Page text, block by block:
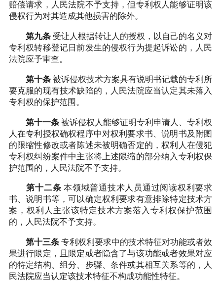
赔偿请求，人民法院不予支持，但专利权人能够证明该
侵权行为对其造成其他损害的除外。
第九条受让人根据转让人的授权，以自己的名义对
专利权转移登记日前发生的侵权行为提起诉讼的，人民
法院应予审查。
第十条被诉侵权技术方案具有说明书记载的专利所
要克服的现有技术缺陷的，人民法院应当认定其未落入
专利权的保护范围。
第十一条被诉侵权人能够证明专利申请人、专利权
人在专利授权确权程序中对权利要求书、说明书及附图
的限缩性修改或者陈述未被明确否定的，权利人在侵犯
专利权纠纷案件中主张将上述限缩的部分纳入专利权保
护范围的，人民法院不予支持。
第十二条 本领域普通技术人员通过阅读权利要求
书、说明书等，可以确定权利要求有意排除特定技术方
案，权利人主张该特定技术方案落入专利权保护范围
的，人民法院不予支持。
第十三条专利权利要求中的技术特征对功能或者效
果进行限定，且限定或者隐含了与该功能或者效果对应
的特定结构、组分、步骤、条件或其相互关系等的，人
民法院应当认定该技术特征不构成功能性特征。